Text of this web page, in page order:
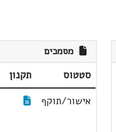
מסמכים
סטטוס תקנון
אישור/תוקף